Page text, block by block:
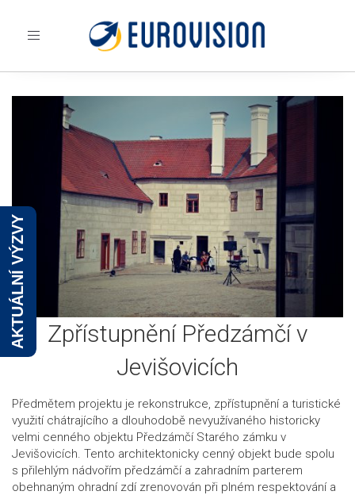
Toggle
Zpřístupnění Předzámčí v
Jevišovicích
Předmětem projektu je rekonstrukce, zpřístupnění a turistické
využití chátrajícího a dlouhodobě nevyužívaného historicky
velmi cenného objektu Předzámčí Starého zámku v
Jevišovicích. Tento architektonicky cenný objekt bude spolu
s přilehlým nádvořím předzámčí a zahradním parterem
obehnaným ohradní zdí zrenovován při plném respektování a
AKTUÁLNÍ VÝZVY